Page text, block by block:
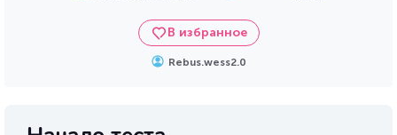
В избранное
Rebus.wess2.0